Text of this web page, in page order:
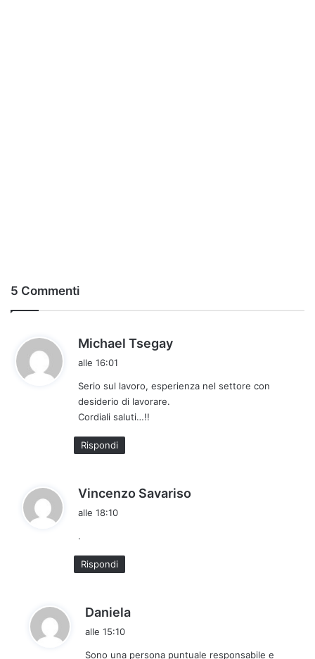
5 Commenti
Michael Tsegay
e
alle 16:01
Serio sul lavoro, esperienza nel settore con
desiderio di lavorare.
Cordiali saluti…!!
Rispondi
Vincenzo Savariso
alle 18:10
.
Rispondi
Daniela
alle 15:10
Sono una persona puntuale responsabile e